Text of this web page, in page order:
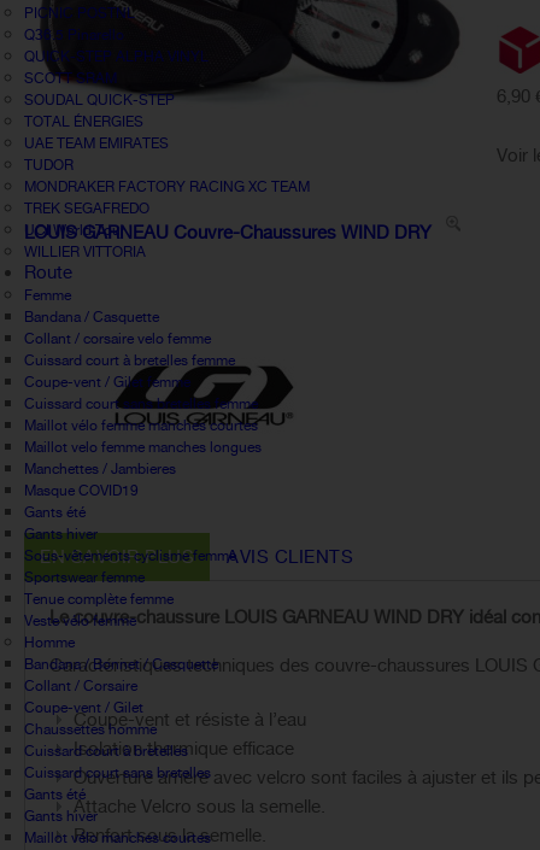
PICNIC POSTNL
Q36.5 Pinarello
QUICK-STEP ALPHA VINYL
SCOTT SRAM
SOUDAL QUICK-STEP
TOTAL ÉNERGIES
UAE TEAM EMIRATES
TUDOR
MONDRAKER FACTORY RACING XC TEAM
TREK SEGAFREDO
UCI World Tour
WILLIER VITTORIA
Route
Femme
Bandana / Casquette
Collant / corsaire velo femme
Cuissard court à bretelles femme
Coupe-vent / Gilet femme
Cuissard court sans bretelles femme
Maillot vélo femme manches courtes
Maillot velo femme manches longues
Manchettes / Jambieres
Masque COVID19
Gants été
Gants hiver
Sous-vêtements cyclisme femme
Sportswear femme
Tenue complète femme
Veste vélo femme
Homme
Bandana / Bonnet / Casquette
Collant / Corsaire
Coupe-vent / Gilet
Chaussettes homme
Cuissard court à bretelles
Cuissard court sans bretelles
Gants été
Gants hiver
Maillot vélo manches courtes
LOUIS GARNEAU Couvre-Chaussures WIND DRY
6,90
Voir
EN SAVOIR PLUS AVIS CLIENTS
Le couvre-chaussure LOUIS GARNEAU WIND DRY idéal
Caractéristiques techniques des couvre-chaussures LOUIS
Coupe-vent et résiste à l’eau
Isolation thermique efficace
Ouverture arrière avec velcro sont faciles à ajuster et ils
Attache Velcro sous la semelle.
Renfort sous la semelle.